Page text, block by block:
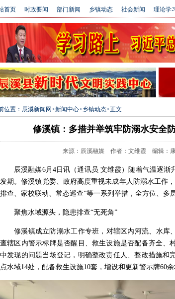
首页 时政要闻 部门新闻 乡镇动态 社会新闻 理论学
位置： 辰溪新闻网>新闻中心> 乡镇动态>正文
修溪镇：多措并举筑牢防溺水安全
来源：辰溪融媒 作者：文维霞 编辑：康
辰溪融媒6月4日讯（通讯员 文维霞）随着气温逐
发期。修溪镇党委、政府高度重视未成年人防溺水工作
排查、家校联动、常态巡查”等一系列举措，全方位、多
聚焦水域源头，隐患排查“无死角”
修溪镇成立防溺水工作专班，对辖区内河流、水库
查辖区内警示标牌是否醒目、救生设施是否配备齐全、
中发现的问题当场登记，明确整改责任人、整改措施和
点水域14处，配备救生设施10套，增设和更新警示牌60